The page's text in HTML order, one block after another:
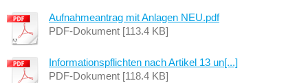
Aufnahmeantrag mit Anlagen NEU.pdf
PDF-Dokument [113.4 KB]
Informationspflichten nach Artikel 13 un[...]
PDF-Dokument [118.4 KB]